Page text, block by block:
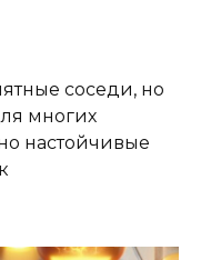
соседи, но
многих
настойчивые